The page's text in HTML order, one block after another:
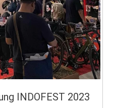
INDOFEST 2023